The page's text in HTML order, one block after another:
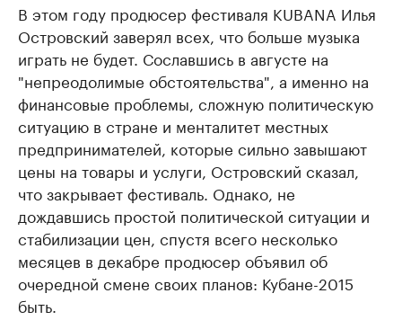
В этом году продюсер фестиваля KUBANA Илья
Островский заверял всех, что больше музыка
играть не будет. Сославшись в августе на
"непреодолимые обстоятельства", а именно на
финансовые проблемы, сложную политическую
ситуацию в стране и менталитет местных
предпринимателей, которые сильно завышают
цены на товары и услуги, Островский сказал,
что закрывает фестиваль. Однако, не
дождавшись простой политической ситуации и
стабилизации цен, спустя всего несколько
месяцев в декабре продюсер объявил об
очередной смене своих планов: Кубане-2015
быть.